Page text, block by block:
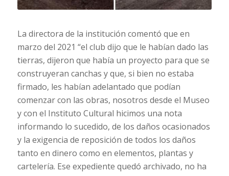
La directora de la institución comentó que en
marzo del 2021 “el club dijo que le habían dado las
tierras, dijeron que había un proyecto para que se
construyeran canchas y que, si bien no estaba
firmado, les habían adelantado que podían
comenzar con las obras, nosotros desde el Museo
y con el Instituto Cultural hicimos una nota
informando lo sucedido, de los daños ocasionados
y la exigencia de reposición de todos los daños
tanto en dinero como en elementos, plantas y
cartelería. Ese expediente quedó archivado, no ha